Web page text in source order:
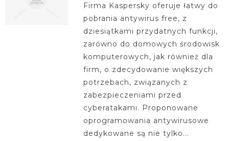
Firma Kaspersky oferuje łatwy do
pobrania antywirus free, z
dziesiątkami przydatnych funkcji,
zarówno do domowych środowisk
komputerowych, jak również dla
firm, o zdecydowanie większych
potrzebach, związanych z
zabezpieczeniami przed
cyberatakami. Proponowane
oprogramowania antywirusowe
dedykowane są nie tylko...